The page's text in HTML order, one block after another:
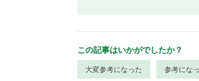
この記事はいかがでしたか？
大変参考になった 参考にな